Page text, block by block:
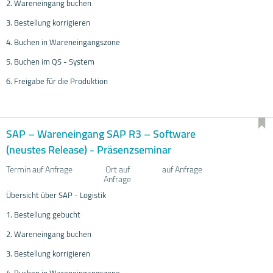
2. Wareneingang buchen
3. Bestellung korrigieren
4. Buchen in Wareneingangszone
5. Buchen im QS - System
6. Freigabe für die Produktion
SAP – Wareneingang SAP R3 – Software
(neustes Release) - Präsenzseminar
Termin auf Anfrage Ort auf
Anfrage
auf Anfrage
Übersicht über SAP - Logistik
1. Bestellung gebucht
2. Wareneingang buchen
3. Bestellung korrigieren